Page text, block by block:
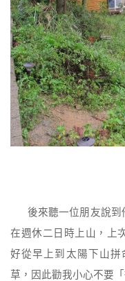
後來聽一位朋友說到
在週休二日時上山，上
好從早上到太陽下山
草，因此勸我小心不要